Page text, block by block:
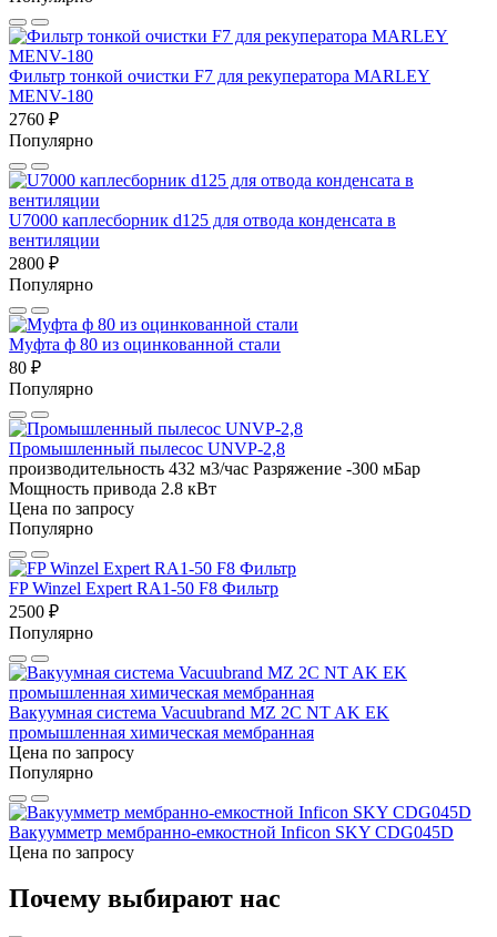
Фильтр тонкой очистки F7 для рекуператора MARLEY
MENV-180
2760 ₽
Популярно
U7000 каплесборник d125 для отвода конденсата в
вентиляции
2800 ₽
Популярно
Муфта ф 80 из оцинкованной стали
80 ₽
Популярно
Промышленный пылесос UNVP-2,8
производительность 432 м3/час Разряжение -300 мБар
Мощность привода 2.8 кВт
Цена по запросу
Популярно
FP Winzel Expert RA1-50 F8 Фильтр
2500 ₽
Популярно
Вакуумная система Vacuubrand MZ 2C NT AK EK
промышленная химическая мембранная
Цена по запросу
Популярно
Вакуумметр мембранно-емкостной Inficon SKY CDG045D
Цена по запросу
Почему выбирают нас